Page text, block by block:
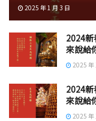
2025 年 1 月 3 日
2024
來說給
2025 年
2024
來說給
2025 年